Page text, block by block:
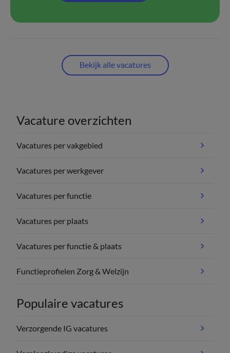
Bekijk alle vacatures
Vacature overzichten
Vacatures per vakgebied
Vacatures per werkgever
Vacatures per functie
Vacatures per plaats
Vacatures per functie & plaats
Functieprofielen Zorg & Welzijn
Populaire vacatures
Verzorgende IG vacatures